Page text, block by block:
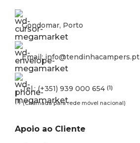
Gondomar, Porto
Email: info@tendinhacampers.pt
Tel.: (+351) 939 000 654 (1)
(1) (Chamada para rede móvel nacional)
Apoio ao Cliente